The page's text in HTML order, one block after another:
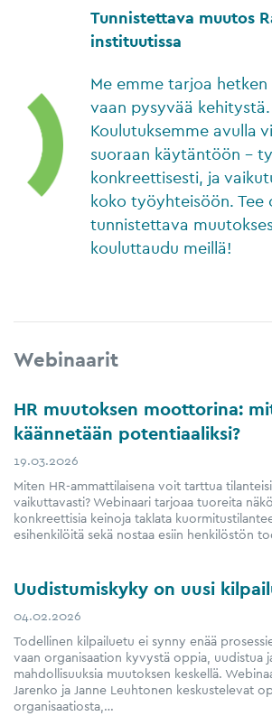
Tunnistettava muutos
instituutissa
Me emme tarjoa
vaan pysyvää kehitystä.
Koulutuksemme avulla
suoraan käytäntöön –
konkreettisesti, ja
koko työyhteisöön. Tee
tunnistettava
kouluttaudu meillä!
Webinaarit
HR muutoksen moottorina:
käännetään potentiaaliksi?
19.03.2026
Miten HR-ammattilaisena voit tarttua
vaikuttavasti? Webinaari tarjoaa tuoreita
konkreettisia keinoja taklata
esihenkilöitä sekä nostaa esiin henkilöstön
Uudistumiskyky on uusi
04.02.2026
Todellinen kilpailuetu ei synny enää
vaan organisaation kyvystä oppia, uudistua
mahdollisuuksia muutoksen keskellä.
Jarenko ja Janne Leuhtonen keskustelevat
organisaatiosta,…